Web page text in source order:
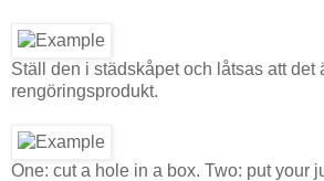
Ställ den i städskåpet och låtsas att det
rengöringsprodukt.
One: cut a hole in a box. Two: put your